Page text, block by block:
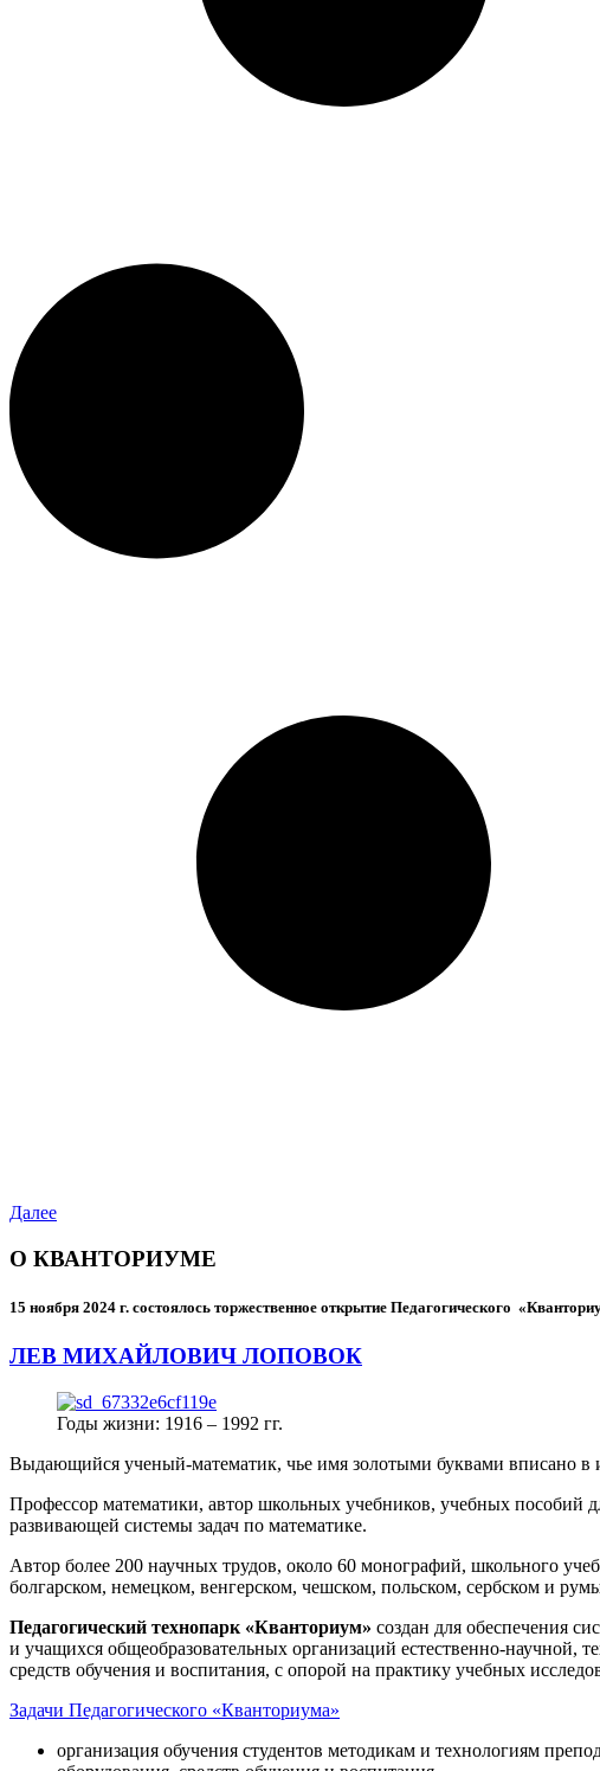
Далее
О КВАНТОРИУМЕ
15 ноября 2024 г. состоялось торжественное открытие Педагогического
ЛЕВ МИХАЙЛОВИЧ ЛОПОВОК
Годы жизни: 1916 – 1992 гг.
Выдающийся ученый-математик, чье имя золотыми буквами вписано
Профессор математики, автор школьных учебников, учебных пособий
развивающей системы задач по математике.
Автор более 200 научных трудов, около 60 монографий, школьного
болгарском, немецком, венгерском, чешском, польском, сербском и
Педагогический технопарк «Кванториум» создан для обеспечения
и учащихся общеобразовательных организаций естественно-научной,
средств обучения и воспитания, с опорой на практику учебных
Задачи Педагогического «Кванториума»
организация обучения студентов методикам и технологиям